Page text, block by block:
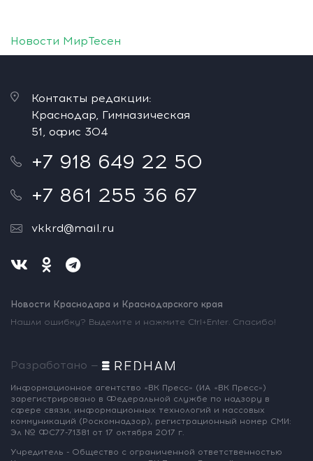
Новости МирТесен
Контакты редакции:
Краснодар, Гимназическая
51, офис 304
+7 918 649 22 50
+7 861 255 36 67
vkkrd@mail.ru
Новости Краснодара и Краснодарского края
Нашли ошибку? Выделите и нажмите Ctrl+Enter. Спасибо!
Разработано —
Информационное агентство «ВК Пресс» (ИА «ВК Пресс»)
зарегистрировано в Федеральной службе по надзору в
сфере связи, информационных технологий и массовых
коммуникаций (Роскомнадзор), регистрационный номер СМИ:
Эл № ФС77-71381 от 17 октября 2017 г.
Учредитель - Общество с ограниченной ответственностью